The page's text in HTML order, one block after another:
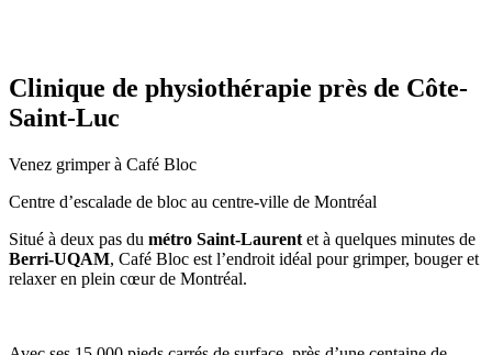
Clinique de physiothérapie près de Côte-
Saint-Luc
Venez grimper à Café Bloc
Centre d’escalade de bloc au centre-ville de Montréal
Situé à deux pas du métro Saint-Laurent et à quelques minutes de
Berri-UQAM, Café Bloc est l’endroit idéal pour grimper, bouger et
relaxer en plein cœur de Montréal.